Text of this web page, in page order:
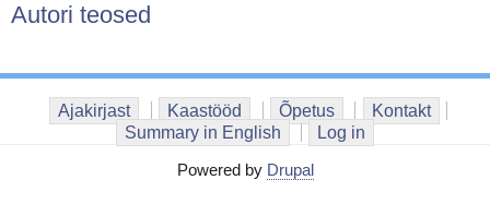
Autori teosed
Ajakirjast Kaastööd Õpetus
Kontakt
Summary in English
Log in
Powered by Drupal